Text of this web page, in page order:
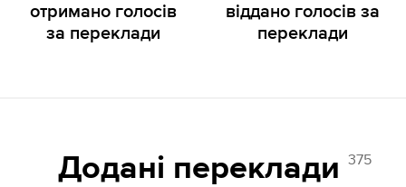
отримано голосів
за переклади
віддано голосів за
переклади
Додані переклади 375